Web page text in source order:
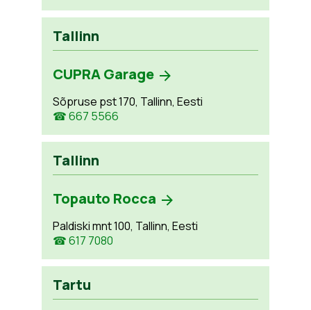
Tallinn
CUPRA Garage
Sõpruse pst 170, Tallinn, Eesti
☎ 667 5566
Tallinn
Topauto Rocca
Paldiski mnt 100, Tallinn, Eesti
☎ 617 7080
Tartu